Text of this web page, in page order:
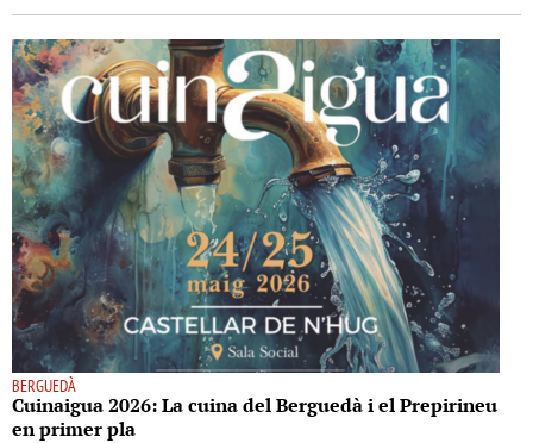
BERGUEDÀ
Cuinaigua 2026: La cuina del Berguedà i el Prepirineu
en primer pla